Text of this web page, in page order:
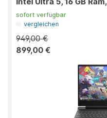
sofort verfügbar
vergleichen
949,00 €
899,00 €